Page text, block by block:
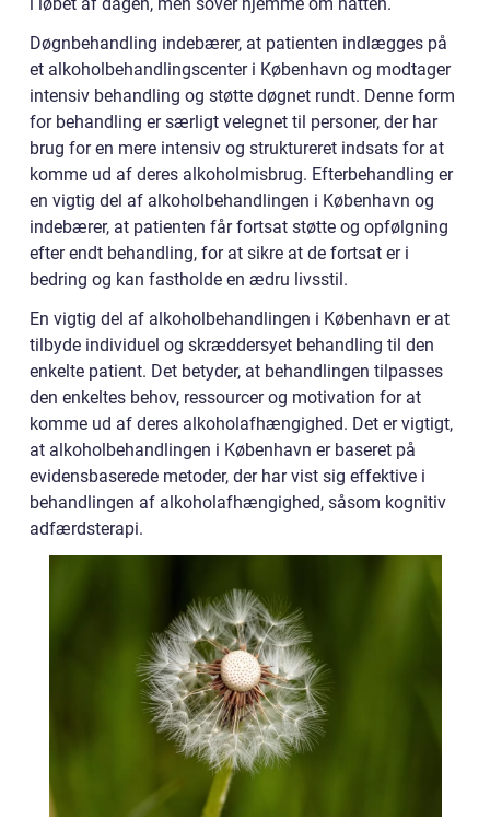
Døgnbehandling indebærer, at patienten indlægges på
et alkoholbehandlingscenter i København og modtager
intensiv behandling og støtte døgnet rundt. Denne form
for behandling er særligt velegnet til personer, der har
brug for en mere intensiv og struktureret indsats for at
komme ud af deres alkoholmisbrug. Efterbehandling er
en vigtig del af alkoholbehandlingen i København og
indebærer, at patienten får fortsat støtte og opfølgning
efter endt behandling, for at sikre at de fortsat er i
bedring og kan fastholde en ædru livsstil.
En vigtig del af alkoholbehandlingen i København er at
tilbyde individuel og skræddersyet behandling til den
enkelte patient. Det betyder, at behandlingen tilpasses
den enkeltes behov, ressourcer og motivation for at
komme ud af deres alkoholafhængighed. Det er vigtigt,
at alkoholbehandlingen i København er baseret på
evidensbaserede metoder, der har vist sig effektive i
behandlingen af alkoholafhængighed, såsom kognitiv
adfærdsterapi.